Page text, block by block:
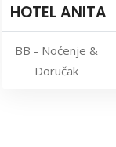
HOTEL ANITA
BB - Noćenje &
Doručak